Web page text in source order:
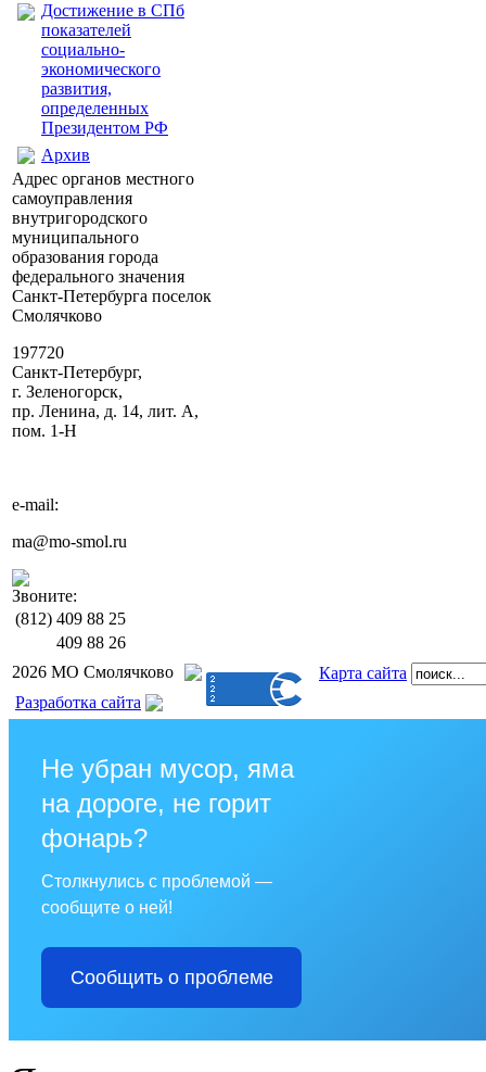
Достижение в СПб
показателей
социально-
экономического
развития,
определенных
Президентом РФ
Архив
Адрес органов местного
самоуправления
внутригородского
муниципального
образования города
федерального значения
Санкт-Петербурга поселок
Смолячково
197720
Санкт-Петербург,
г. Зеленогорск,
пр. Ленина, д. 14, лит. А,
пом. 1-Н
e-mail:
ma@mo-smol.ru
Звоните:
(812) 409 88 25
409 88 26
2026 МО Смолячково
Карта сайта
Разработка сайта
Не убран мусор, яма
на дороге, не горит
фонарь?
Столкнулись с проблемой —
сообщите о ней!
Сообщить о проблеме